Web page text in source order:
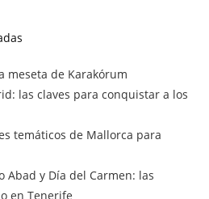
meseta de Karakórum
las claves para conquistar a los
temáticos de Mallorca para
Abad y Día del Carmen: las
en Tenerife